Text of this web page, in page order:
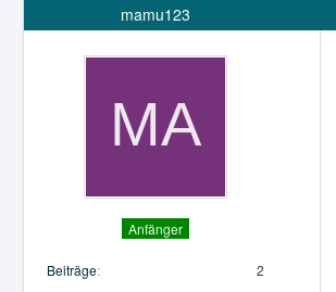
mamu123
Anfänger
Beiträge 2